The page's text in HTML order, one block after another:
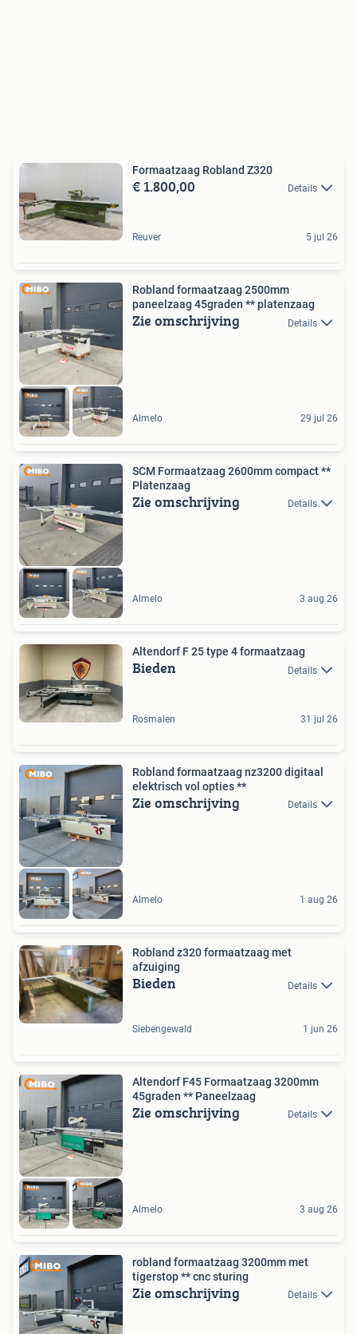
Formaatzaag Robland Z320
€ 1.800,00 Details
Reuver 5 jul 26
Robland formaatzaag 2500mm
paneelzaag 45graden ** platenzaag
Zie omschrijving Details
Almelo 29 jul 26
SCM Formaatzaag 2600mm compact **
Platenzaag
Zie omschrijving Details
Almelo 3 aug 26
Altendorf F 25 type 4 formaatzaag
Bieden Details
Rosmalen 31 jul 26
Robland formaatzaag nz3200 digitaal
elektrisch vol opties **
Zie omschrijving Details
Almelo 1 aug 26
Robland z320 formaatzaag met
afzuiging
Bieden Details
Siebengewald 1 jun 26
Altendorf F45 Formaatzaag 3200mm
45graden ** Paneelzaag
Zie omschrijving Details
Almelo 3 aug 26
robland formaatzaag 3200mm met
tigerstop ** cnc sturing
Zie omschrijving Details